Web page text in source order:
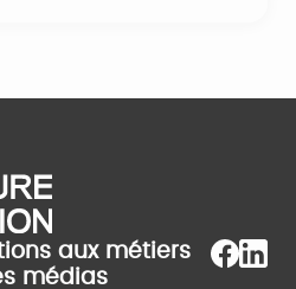
aux métiers
médias